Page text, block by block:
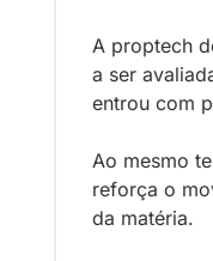
A proptech
a ser
entrou com
Ao mesmo
reforça o
da matéria.